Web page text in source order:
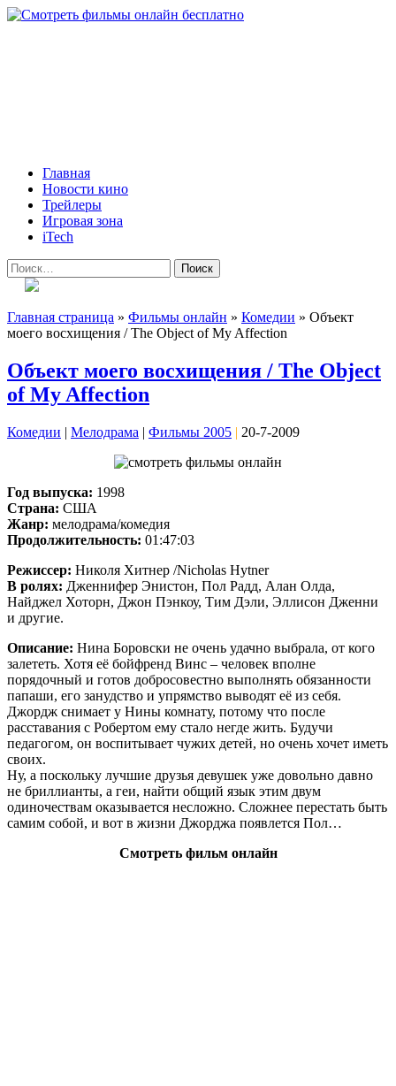
Skip
Primary
Menu
Главная
Новости кино
Трейлеры
Игровая зона
iTech
Найти:
Главная страница » Фильмы онлайн » Комедии » Объект
моего восхищения / The Object of My Affection
Объект моего восхищения / The Object
of My Affection
Комедии | Мелодрама | Фильмы 2005 | 20-7-2009
Год выпуска: 1998
Страна: США
Жанр: мелодрама/комедия
Продолжительность: 01:47:03
Режиссер: Николя Хитнер /Nicholas Hytner
В ролях: Дженнифер Энистон, Пол Радд, Алан Олда,
Найджел Хоторн, Джон Пэнкоу, Тим Дэли, Эллисон Дженни
и другие.
Описание: Нина Боровски не очень удачно выбрала, от кого
залететь. Хотя её бойфренд Винс – человек вполне
порядочный и готов добросовестно выполнять обязанности
папаши, его занудство и упрямство выводят её из себя.
Джордж снимает у Нины комнату, потому что после
расставания с Робертом ему стало негде жить. Будучи
педагогом, он воспитывает чужих детей, но очень хочет иметь
своих.
Ну, а поскольку лучшие друзья девушек уже довольно давно
не бриллианты, а геи, найти общий язык этим двум
одиночествам оказывается несложно. Сложнее перестать быть
самим собой, и вот в жизни Джорджа появлется Пол…
Смотреть фильм онлайн